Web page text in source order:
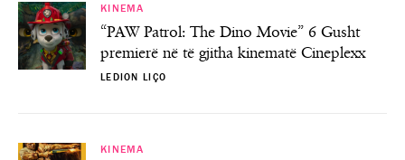
KINEMA
“PAW Patrol: The Dino Movie” 6 Gusht
premierë në të gjitha kinematë Cineplexx
LEDION LIÇO
KINEMA